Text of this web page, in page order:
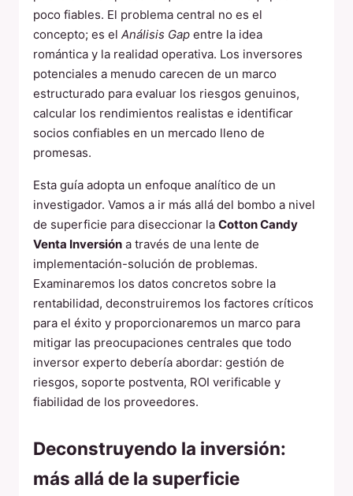
poco fiables. El problema central no es el
concepto; es el Análisis Gap entre la idea
romántica y la realidad operativa. Los inversores
potenciales a menudo carecen de un marco
estructurado para evaluar los riesgos genuinos,
calcular los rendimientos realistas e identificar
socios confiables en un mercado lleno de
promesas.
Esta guía adopta un enfoque analítico de un
investigador. Vamos a ir más allá del bombo a nivel
de superficie para diseccionar la Cotton Candy
Venta Inversión a través de una lente de
implementación-solución de problemas.
Examinaremos los datos concretos sobre la
rentabilidad, deconstruiremos los factores críticos
para el éxito y proporcionaremos un marco para
mitigar las preocupaciones centrales que todo
inversor experto debería abordar: gestión de
riesgos, soporte postventa, ROI verificable y
fiabilidad de los proveedores.
Deconstruyendo la inversión:
más allá de la superficie